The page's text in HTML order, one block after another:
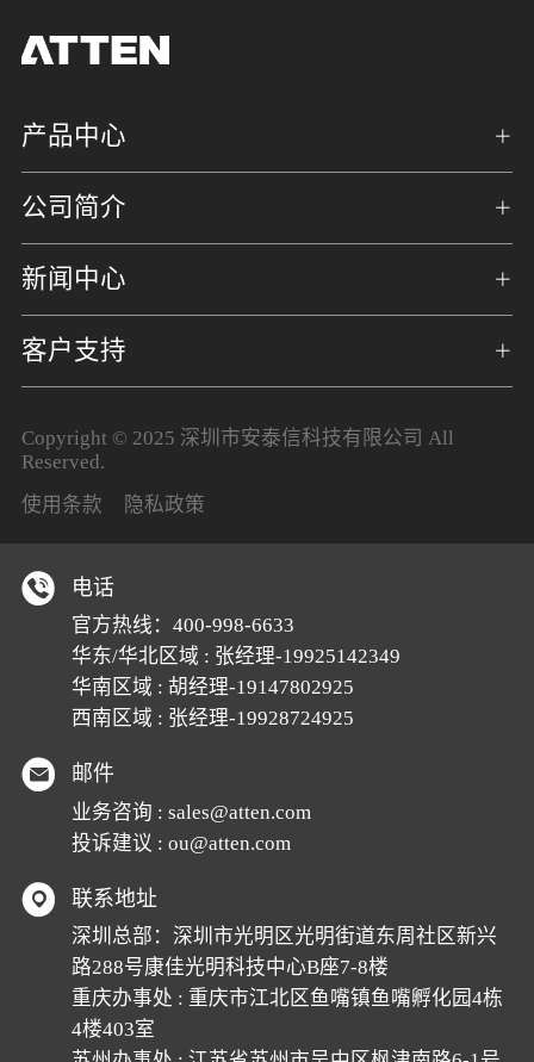
产品中心
公司简介
新闻中心
客户支持
Copyright © 2025 深圳市安泰信科技有限公司 All
Reserved.
使用条款
隐私政策
电话
官方热线： 400-998-6633
华东/华北区域 : 张经理-19925142349
华南区域 : 胡经理-19147802925
西南区域 : 张经理-19928724925
邮件
业务咨询 : sales@atten.com
投诉建议 : ou@atten.com
联系地址
深圳总部：深圳市光明区光明街道东周社区新兴
路288号康佳光明科技中心B座7-8楼
重庆办事处 : 重庆市江北区鱼嘴镇鱼嘴孵化园4栋
4楼403室